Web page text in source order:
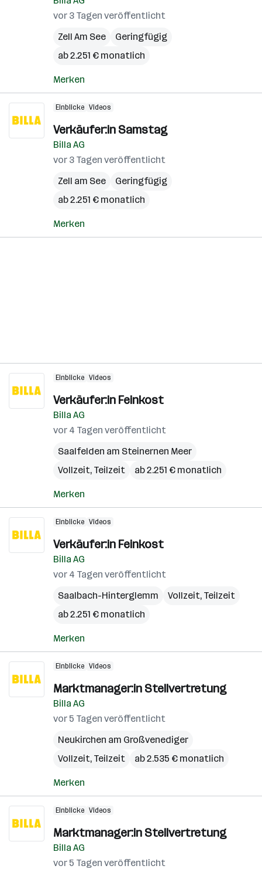
vor 3 Tagen veröffentlicht
Zell Am See
Geringfügig
ab 2.251 € monatlich
Merken
Einblicke Videos
Verkäufer:in Samstag
Billa AG
vor 3 Tagen veröffentlicht
Zell am See
Geringfügig
ab 2.251 € monatlich
Merken
Einblicke Videos
Verkäufer:in Feinkost
Billa AG
vor 4 Tagen veröffentlicht
Saalfelden am Steinernen Meer
Vollzeit, Teilzeit
ab 2.251 € monatlich
Merken
Einblicke Videos
Verkäufer:in Feinkost
Billa AG
vor 4 Tagen veröffentlicht
Saalbach-Hinterglemm
Vollzeit, Teilzeit
ab 2.251 € monatlich
Merken
Einblicke Videos
Marktmanager:in Stellvertretung
Billa AG
vor 5 Tagen veröffentlicht
Neukirchen am Großvenediger
Vollzeit, Teilzeit
ab 2.535 € monatlich
Merken
Einblicke Videos
Marktmanager:in Stellvertretung
Billa AG
vor 5 Tagen veröffentlicht